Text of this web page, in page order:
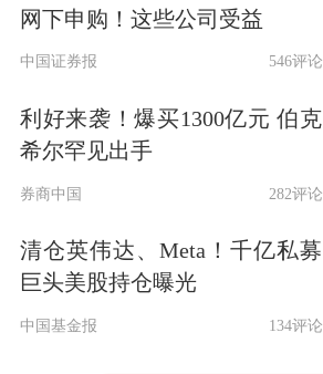
网下申购！这些公司受益
中国证券报 546评论
利好来袭！爆买1300亿元 伯克
希尔罕见出手
券商中国 282评论
清仓英伟达、Meta！千亿私募
巨头美股持仓曝光
中国基金报 134评论